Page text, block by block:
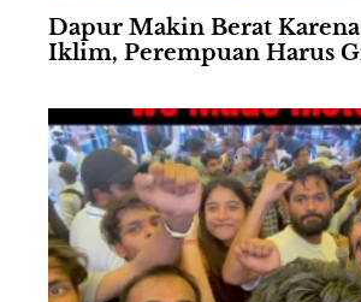
Dapur Makin Berat
Iklim, Perempuan Harus